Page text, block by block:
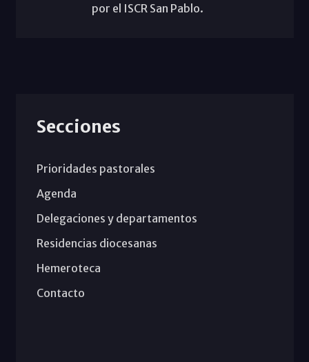
por el ISCR San Pablo.
Secciones
Prioridades pastorales
Agenda
Delegaciones y departamentos
Residencias diocesanas
Hemeroteca
Contacto